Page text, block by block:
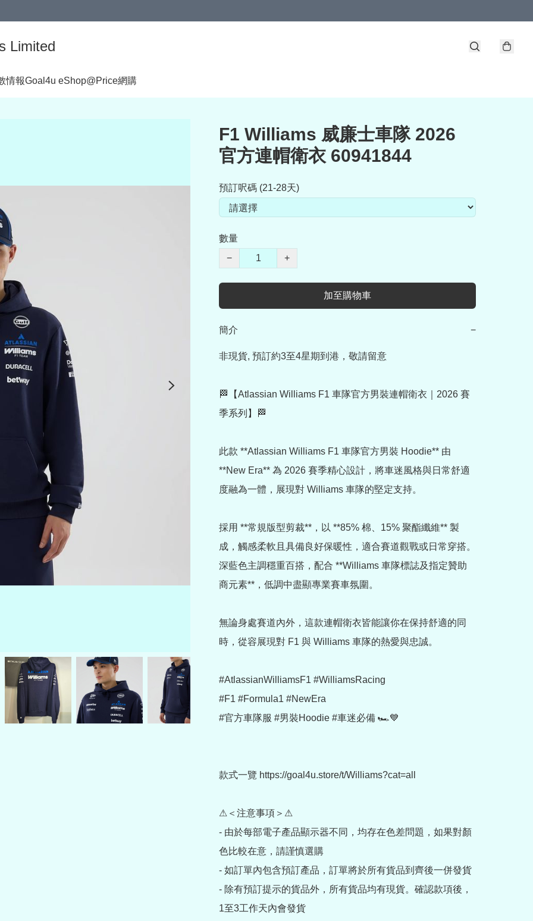
Limited
情報Goal4u eShop@Price網購
F1 Williams 威廉士車隊 2026
官方連帽衛衣 60941844
預訂呎碼 (21-28天)
數量
−
+
加至購物車
簡介 −
非現貨, 預訂約3至4星期到港，敬請留意
🏁【Atlassian Williams F1 車隊官方男裝連帽衛衣｜2026 賽
季系列】🏁
此款 **Atlassian Williams F1 車隊官方男裝 Hoodie** 由
**New Era** 為 2026 賽季精心設計，將車迷風格與日常舒適
度融為一體，展現對 Williams 車隊的堅定支持。
採用 **常規版型剪裁**，以 **85% 棉、15% 聚酯纖維** 製
成，觸感柔軟且具備良好保暖性，適合賽道觀戰或日常穿搭。
深藍色主調穩重百搭，配合 **Williams 車隊標誌及指定贊助
商元素**，低調中盡顯專業賽車氛圍。
無論身處賽道內外，這款連帽衛衣皆能讓你在保持舒適的同
時，從容展現對 F1 與 Williams 車隊的熱愛與忠誠。
#AtlassianWilliamsF1 #WilliamsRacing
#F1 #Formula1 #NewEra
#官方車隊服 #男裝Hoodie #車迷必備 🏎️💙
款式一覽 https://goal4u.store/t/Williams?cat=all
⚠＜注意事項＞⚠
- 由於每部電子產品顯示器不同，均存在色差問題，如果對顏
色比較在意，請謹慎選購
- 如訂單內包含預訂產品，訂單將於所有貨品到齊後一併發貨
- 除有預訂提示的貨品外，所有貨品均有現貨。確認款項後，
1至3工作天內會發貨